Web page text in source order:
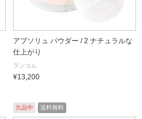
アプソリュ パウダー / 2 ナチュラルな
仕上がり
ランコム
¥13,200
欠品中 送料無料